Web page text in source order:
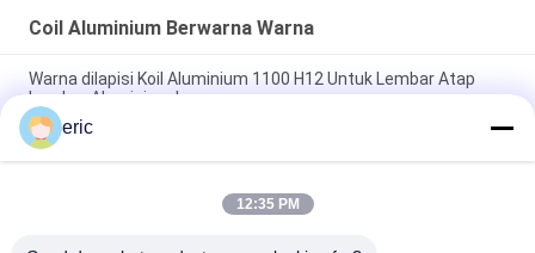
Coil Aluminium Berwarna Warna
Warna dilapisi Koil Aluminium 1100 H12 Untuk Lembar Atap
Lembar Aluminium Logam
Pre-dicat. ♪ Aluminium berlapis warna untuk panel komposit
aluminium (ACP) Cat PVDF
Prepainted PE PVDF 1060 3003 3004 5052 Warna Dilapisi
eric
12:35 PM